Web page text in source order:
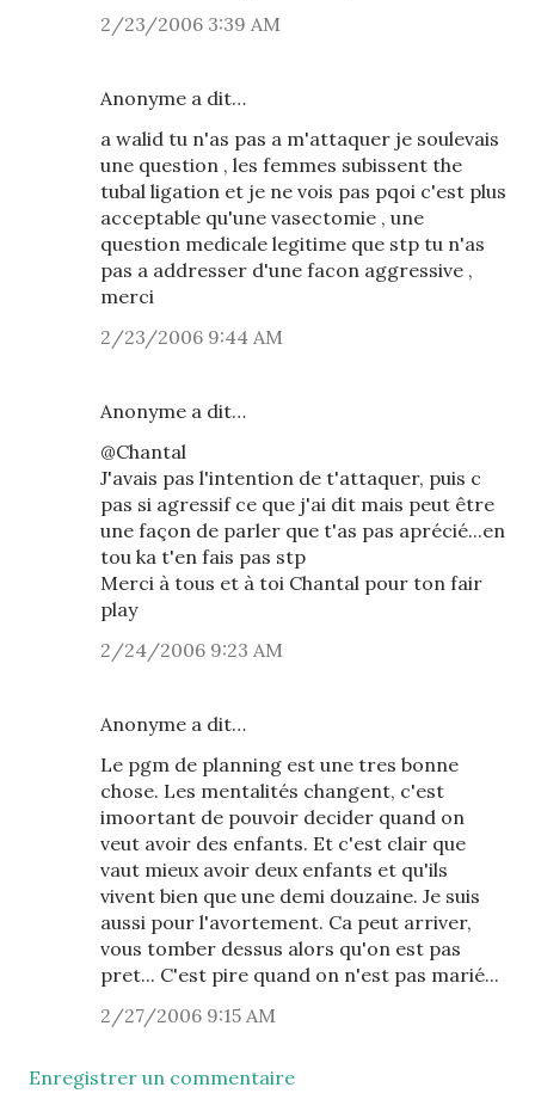
2/23/2006 3:39 AM
Anonyme a dit…
a walid tu n'as pas a m'attaquer je soulevais
une question , les femmes subissent the
tubal ligation et je ne vois pas pqoi c'est plus
acceptable qu'une vasectomie , une
question medicale legitime que stp tu n'as
pas a addresser d'une facon aggressive ,
merci
2/23/2006 9:44 AM
Anonyme a dit…
@Chantal
J'avais pas l'intention de t'attaquer, puis c
pas si agressif ce que j'ai dit mais peut être
une façon de parler que t'as pas aprécié...en
tou ka t'en fais pas stp
Merci à tous et à toi Chantal pour ton fair
play
2/24/2006 9:23 AM
Anonyme a dit…
Le pgm de planning est une tres bonne
chose. Les mentalités changent, c'est
imoortant de pouvoir decider quand on
veut avoir des enfants. Et c'est clair que
vaut mieux avoir deux enfants et qu'ils
vivent bien que une demi douzaine. Je suis
aussi pour l'avortement. Ca peut arriver,
vous tomber dessus alors qu'on est pas
pret... C'est pire quand on n'est pas marié...
2/27/2006 9:15 AM
Enregistrer un commentaire